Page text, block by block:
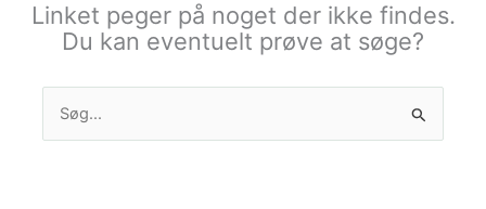
Linket peger på noget der ikke findes.
Du kan eventuelt prøve at søge?
efter: